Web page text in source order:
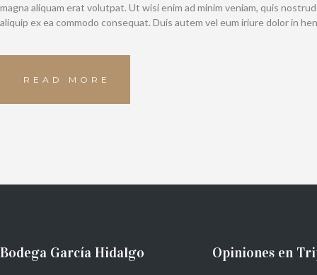
magna aliquam erat volutpat. Ut wisi enim ad minim veniam, quis
aliquip ex ea commodo consequat. Duis autem vel eum iriure dolor in
READ MORE
Bodega García Hidalgo Opiniones en